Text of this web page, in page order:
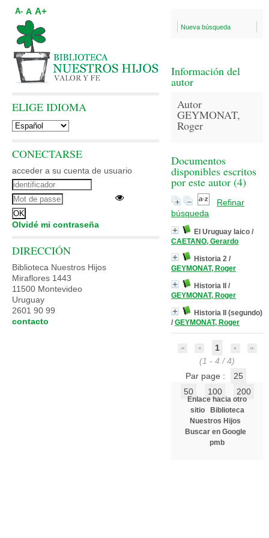
Nueva búsqueda
Información del
autor
Autor
GEYMONAT,
Roger
Documentos
disponibles escritos
por este autor (4)
Refinar
búsqueda
El Uruguay laico /
CAETANO, Gerardo
Historia 2 /
GEYMONAT, Roger
Historia II
/
GEYMONAT, Roger
Historia II (segundo)
/ GEYMONAT, Roger
1
(1 - 4 / 4)
Par page :
25
50
100 200
Enlace hacia otro
sitio
Biblioteca
Nuestros Hijos
Buscar en Google
pmb
A- A A+
ELIGE IDIOMA
CONECTARSE
acceder a su cuenta de usuario
Olvidé mi contraseña
DIRECCIÓN
Biblioteca Nuestros Hijos
Miraflores 1443
11500 Montevideo
Uruguay
2601 90 99
contacto